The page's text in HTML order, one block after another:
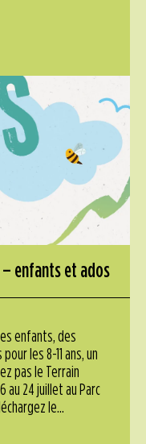
– enfants et ados
enfants, des
les 8-11 ans, un
pas le Terrain
au 24 juillet au Parc
le...